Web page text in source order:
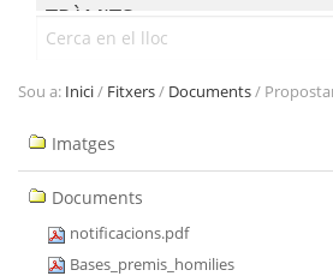
TRÀMITS
SEU ELECTRÒNICA
TRANSPARÈNCIA
Sou a: Inici/ Fitxers/ Documents/
Navegació
Imatges
Documents
notificacions.pdf
Bases_premis_homilies